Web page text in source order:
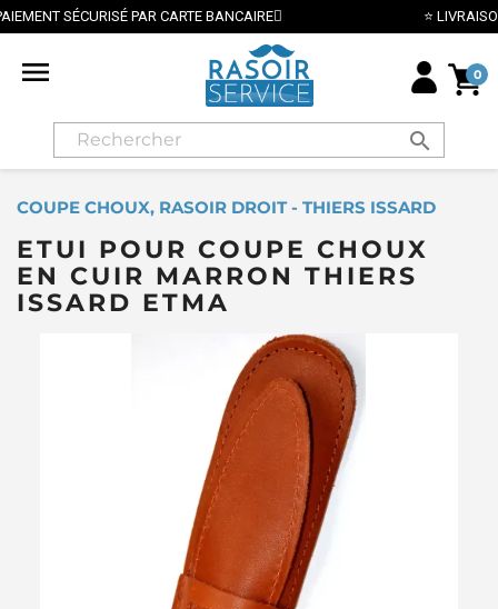
⭐ LIVRAISON GRATUITE EN FRANCE MÉTROPOLITAINE
 0
search
COUPE CHOUX, RASOIR DROIT - THIERS ISSARD
ETUI POUR COUPE CHOUX
EN CUIR MARRON THIERS
ISSARD ETMA